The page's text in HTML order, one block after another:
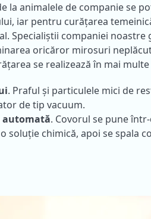
la animalele de companie se
iar pentru curățarea
Specialiștii companiei noastre
oricăror mirosuri
se realizează în mai multe
. Praful și particulele mici de
de tip vacuum.
automată. Covorul se pune
soluție chimică, apoi se spala